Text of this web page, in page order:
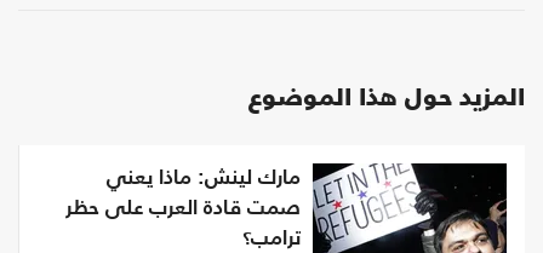
المزيد حول هذا الموضوع
مارك لينش: ماذا يعني
صمت قادة العرب على حظر
ترامب؟